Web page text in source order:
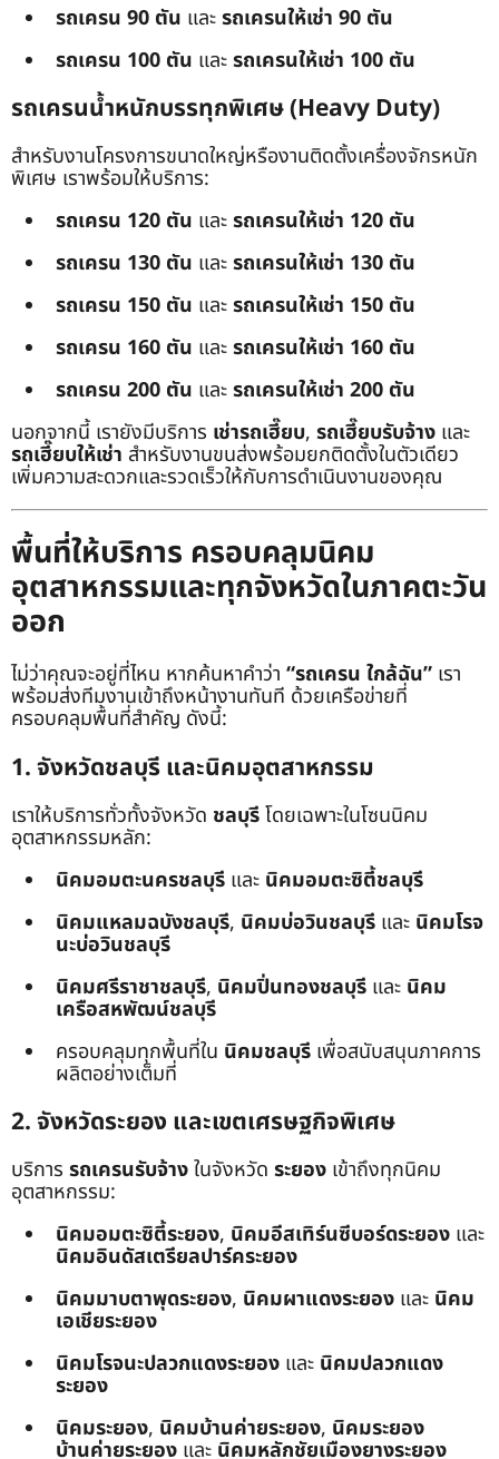
รถเครน 90 ตัน และรถเครนให้เช่า 90 ตัน
รถเครน 100 ตัน และรถเครนให้เช่า 100 ตัน
รถเครนน้ำหนักบรรทุกพิเศษ (Heavy Duty)
สำหรับงานโครงการขนาดใหญ่หรืองานติดตั้งเครื่องจักรหนัก
พิเศษ เราพร้อมให้บริการ:
รถเครน 120 ตัน และรถเครนให้เช่า 120 ตัน
รถเครน 130 ตัน และรถเครนให้เช่า 130 ตัน
รถเครน 150 ตัน และรถเครนให้เช่า 150 ตัน
รถเครน 160 ตัน และรถเครนให้เช่า 160 ตัน
รถเครน 200 ตัน และรถเครนให้เช่า 200 ตัน
นอกจากนี้ เรายังมีบริการ เช่ารถเฮี๊ยบ, รถเฮี๊ยบรับจ้าง และ
รถเฮี๊ยบให้เช่า สำหรับงานขนส่งพร้อมยกติดตั้งในตัวเดียว
เพิ่มความสะดวกและรวดเร็วให้กับการดำเนินงานของคุณ
พื้นที่ให้บริการ ครอบคลุมนิคม
อุตสาหกรรมและทุกจังหวัดในภาคตะวัน
ออก
ไม่ว่าคุณจะอยู่ที่ไหน หากค้นหาคำว่า “รถเครน ใกล้ฉัน” เรา
พร้อมส่งทีมงานเข้าถึงหน้างานทันที ด้วยเครือข่ายที่
ครอบคลุมพื้นที่สำคัญ ดังนี้:
1. จังหวัดชลบุรี และนิคมอุตสาหกรรม
เราให้บริการทั่วทั้งจังหวัด ชลบุรีโดยเฉพาะในโซนนิคม
อุตสาหกรรมหลัก:
นิคมอมตะนครชลบุรี และ นิคมอมตะซิตี้ชลบุรี
นิคมแหลมฉบังชลบุรี, นิคมบ่อวินชลบุรี และ นิคมโรจ
นะบ่อวินชลบุรี
นิคมศรีราชาชลบุรี, นิคมปิ่นทองชลบุรี และ นิคม
เครือสหพัฒน์ชลบุรี
ครอบคลุมทุกพื้นที่ใน นิคมชลบุรี เพื่อสนับสนุนภาคการ
ผลิตอย่างเต็มที่
2. จังหวัดระยอง และเขตเศรษฐกิจพิเศษ
บริการ รถเครนรับจ้างในจังหวัด ระยอง เข้าถึงทุกนิคม
อุตสาหกรรม:
นิคมอมตะซิตี้ระยอง, นิคมอีสเทิร์นซีบอร์ดระยอง และ
นิคมอินดัสเตรียลปาร์คระยอง
นิคมมาบตาพุดระยอง, นิคมผาแดงระยอง และ นิคม
เอเชียระยอง
นิคมโรจนะปลวกแดงระยอง และ นิคมปลวกแดง
ระยอง
นิคมระยอง, นิคมบ้านค่ายระยอง, นิคมระยอง
บ้านค่ายระยอง และ นิคมหลักชัยเมืองยางระยอง